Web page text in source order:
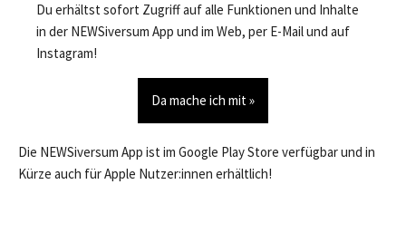
Du erhältst sofort Zugriff auf alle Funktionen und Inhalte
in der NEWSiversum App und im Web, per E-Mail und auf
Instagram!
Da mache ich mit »
Die NEWSiversum App ist im Google Play Store verfügbar und in
Kürze auch für Apple Nutzer:innen erhältlich!